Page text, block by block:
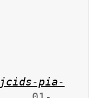
jcids-pia-